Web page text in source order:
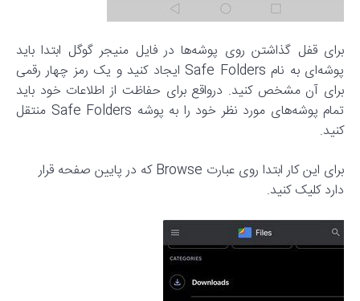
برای قفل گذاشتن روی پوشه‌ها در فایل منیجر گوگل ابتدا باید
پوشه‌ای به نام Safe Folders ایجاد کنید و یک رمز چهار رقمی
برای آن مشخص کنید. درواقع برای حفاظت از اطلاعات خود باید
تمام پوشه‌های مورد نظر خود را به پوشه Safe Folders منتقل
کنید.
برای این کار ابتدا روی عبارت Browse که در پایین صفحه قرار
دارد کلیک کنید.